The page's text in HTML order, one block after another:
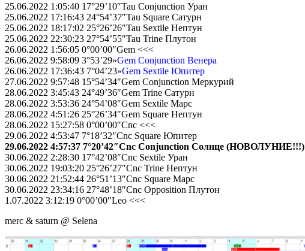
25.06.2022 1:05:40 17°29’10″Tau Conjunction Уран
25.06.2022 17:16:43 24°54’37″Tau Square Сатурн
25.06.2022 18:17:02 25°26’26″Tau Sextile Нептун
25.06.2022 22:30:23 27°54’55″Tau Trine Плутон
26.06.2022 1:56:05 0°00’00″Gem <<<
26.06.2022 9:58:09 3°53’29»Gem Conjunction Венера
26.06.2022 17:36:43 7°04’23»Gem Sextile Юпитер
27.06.2022 9:57:48 15°54’34″Gem Conjunction Меркурий
28.06.2022 3:45:43 24°49’36″Gem Trine Сатурн
28.06.2022 3:53:36 24°54’08″Gem Sextile Марс
28.06.2022 4:51:26 25°26’34″Gem Square Нептун
28.06.2022 15:27:58 0°00’00″Cnc <<<
29.06.2022 4:53:47 7°18’32″Cnc Square Юпитер
29.06.2022 4:57:37 7°20’42″Cnc Conjunction Солнце (НОВОЛУНИЕ!!!)
30.06.2022 2:28:30 17°42’08″Cnc Sextile Уран
30.06.2022 19:03:20 25°26’27″Cnc Trine Нептун
30.06.2022 21:52:44 26°51’13″Cnc Square Марс
30.06.2022 23:34:16 27°48’18″Cnc Opposition Плутон
1.07.2022 3:12:19 0°00’00″Leo <<<
merc & saturn @ Selena